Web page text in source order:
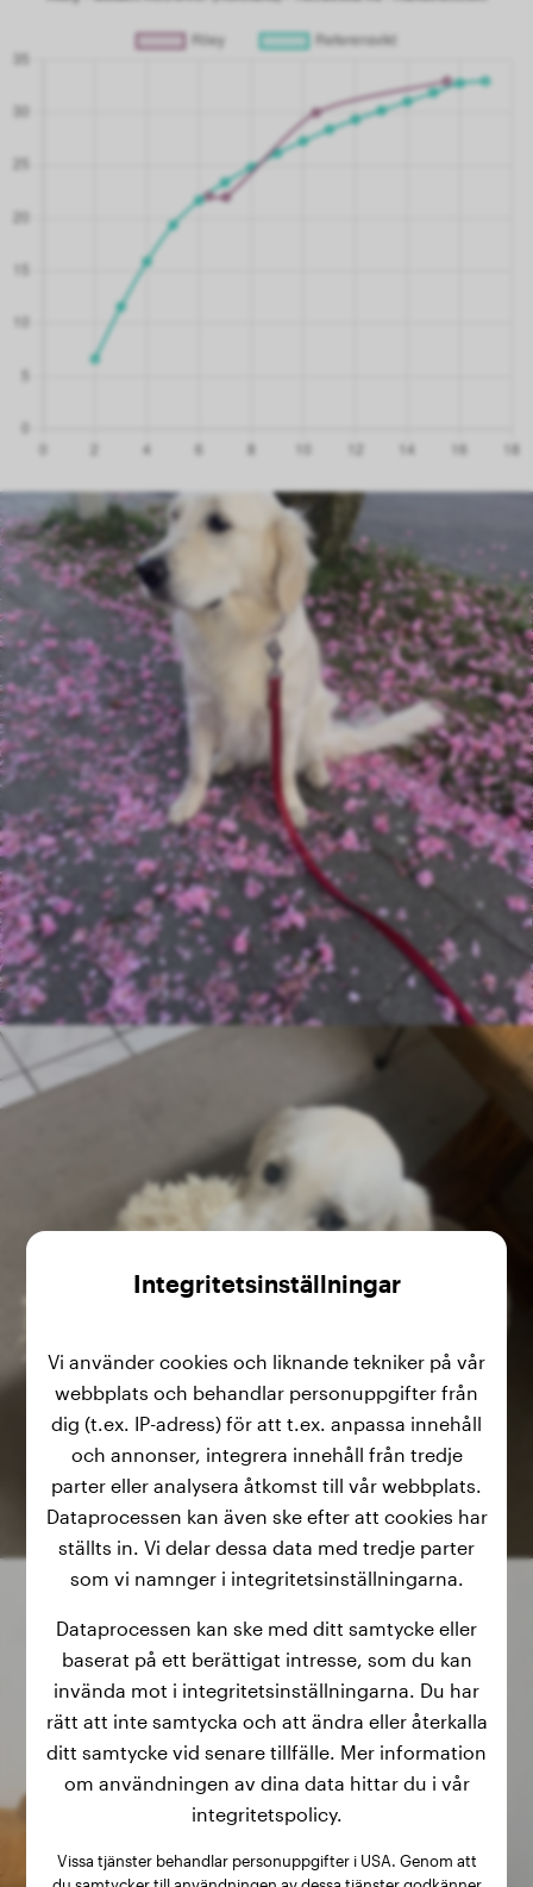
Integritetsinställningar
Vi använder cookies och liknande tekniker på vår
webbplats och behandlar personuppgifter från
dig (t.ex. IP-adress) för att t.ex. anpassa innehåll
och annonser, integrera innehåll från tredje
parter eller analysera åtkomst till vår webbplats.
Dataprocessen kan även ske efter att cookies har
ställts in. Vi delar dessa data med tredje parter
som vi namnger i integritetsinställningarna.
Dataprocessen kan ske med ditt samtycke eller
baserat på ett berättigat intresse, som du kan
invända mot i integritetsinställningarna. Du har
rätt att inte samtycka och att ändra eller återkalla
ditt samtycke vid senare tillfälle. Mer information
om användningen av dina data hittar du i vår
integritetspolicy.
Vissa tjänster behandlar personuppgifter i USA. Genom att